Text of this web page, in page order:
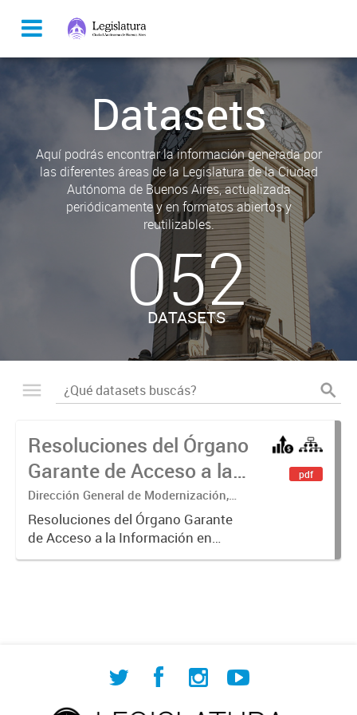
Datasets
Aquí podrás encontrar la información generada por
las diferentes áreas de la Legislatura de la Ciudad
Autónoma de Buenos Aires, actualizada
periódicamente y en formatos abiertos y
reutilizables.
052
DATASETS
Resoluciones del Órgano
Garante de Acceso a la
Información
Dirección General de Modernización,
Sustentabilidad y Fortalecimiento
Institucional
Resoluciones del Órgano Garante
de Acceso a la Información en
ejercicio de las facultades
pdf